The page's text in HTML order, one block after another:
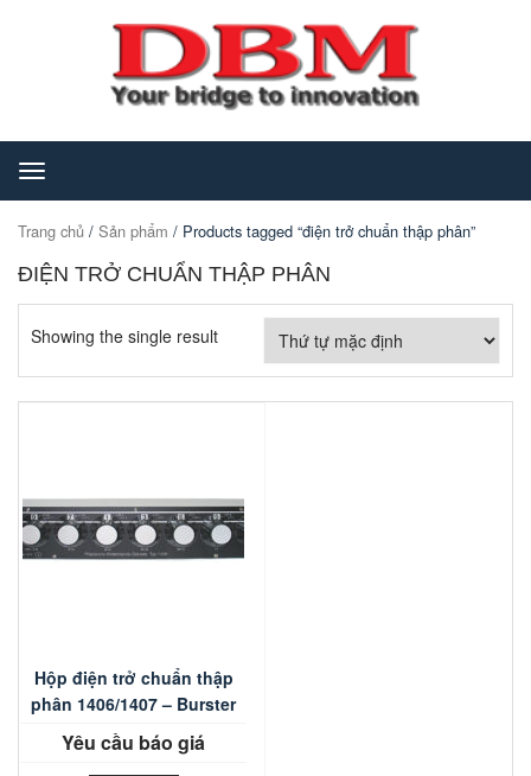
Toggle
navigation
Trang chủ / Sản phẩm / Products tagged “điện trở chuẩn thập phân”
ĐIỆN TRỞ CHUẨN THẬP PHÂN
Showing the single result
Hộp điện trở chuẩn thập
phân 1406/1407 – Burster
Yêu cầu báo giá